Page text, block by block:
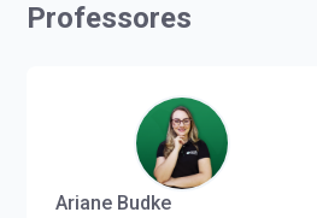
Professores
Ariane Budke